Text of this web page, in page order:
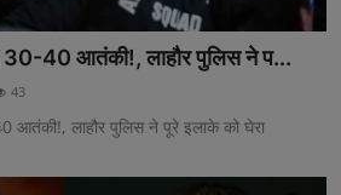
30-40 आतंकी!, लाहौर पुलिस ने प...
43
आतंकी!, लाहौर पुलिस ने पूरे इलाके को घेरा